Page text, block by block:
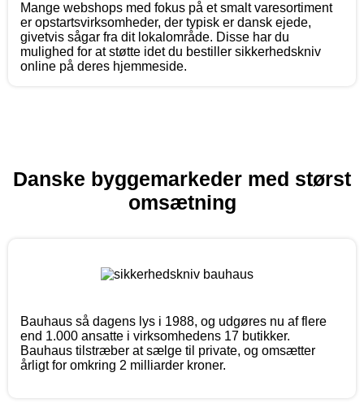
Mange webshops med fokus på et smalt varesortiment
er opstartsvirksomheder, der typisk er dansk ejede,
givetvis sågar fra dit lokalområde. Disse har du
mulighed for at støtte idet du bestiller sikkerhedskniv
online på deres hjemmeside.
Danske byggemarkeder med størst
omsætning
Bauhaus så dagens lys i 1988, og udgøres nu af flere
end 1.000 ansatte i virksomhedens 17 butikker.
Bauhaus tilstræber at sælge til private, og omsætter
årligt for omkring 2 milliarder kroner.